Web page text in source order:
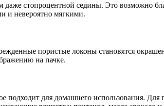
стопроцентной седины. Это возможно
и невероятно мягкими.
пористые локоны становятся
на пачке.
подходит для домашнего использования.